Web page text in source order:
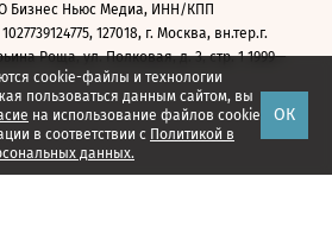
cookie-файлы и технологии
пользоваться данным сайтом, вы
на использование файлов cookie
в соответствии с Политикой в
данных.
ОК
Бизнес Ньюс Медиа, ИНН/КПП
127018, г. Москва, вн.тер.г.
Роща, ул. Полковая, д. 3, стр. 1 1999—